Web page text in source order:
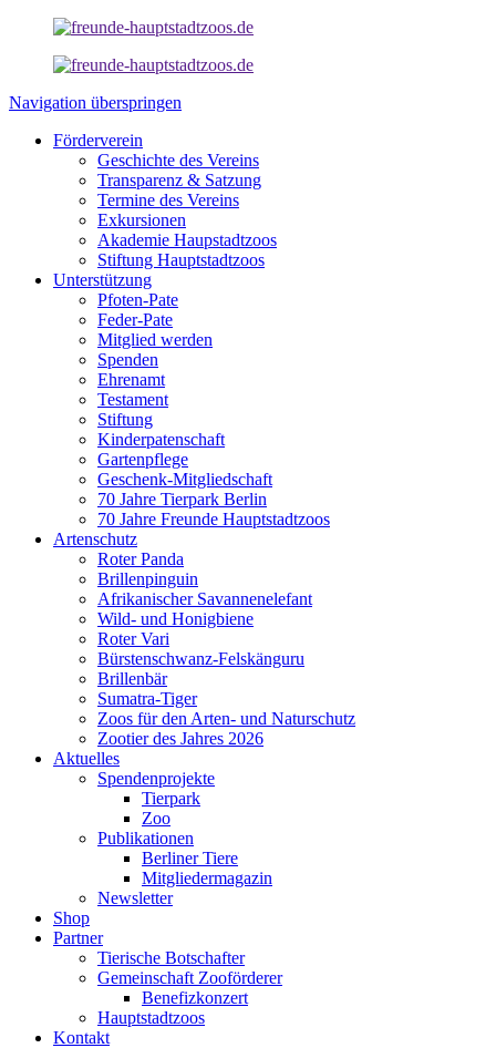
Navigation überspringen
Förderverein
Geschichte des Vereins
Transparenz & Satzung
Termine des Vereins
Exkursionen
Akademie Haupstadtzoos
Stiftung Hauptstadtzoos
Unterstützung
Pfoten-Pate
Feder-Pate
Mitglied werden
Spenden
Ehrenamt
Testament
Stiftung
Kinderpatenschaft
Gartenpflege
Geschenk-Mitgliedschaft
70 Jahre Tierpark Berlin
70 Jahre Freunde Hauptstadtzoos
Artenschutz
Roter Panda
Brillenpinguin
Afrikanischer Savannenelefant
Wild- und Honigbiene
Roter Vari
Bürstenschwanz-Felskänguru
Brillenbär
Sumatra-Tiger
Zoos für den Arten- und Naturschutz
Zootier des Jahres 2026
Aktuelles
Spendenprojekte
Tierpark
Zoo
Publikationen
Berliner Tiere
Mitgliedermagazin
Newsletter
Shop
Partner
Tierische Botschafter
Gemeinschaft Zooförderer
Benefizkonzert
Hauptstadtzoos
Kontakt